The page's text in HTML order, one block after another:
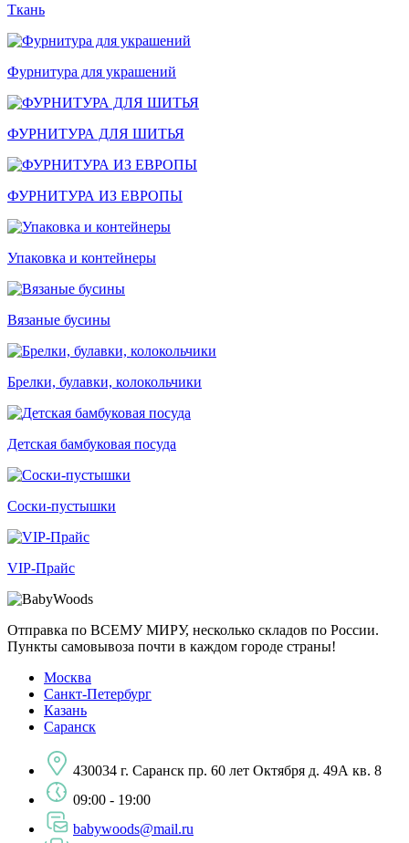
Ткань
Фурнитура для украшений
ФУРНИТУРА ДЛЯ ШИТЬЯ
ФУРНИТУРА ИЗ ЕВРОПЫ
Упаковка и контейнеры
Вязаные бусины
Брелки, булавки, колокольчики
Детская бамбуковая посуда
Соски-пустышки
VIP-Прайс
Отправка по ВСЕМУ МИРУ, несколько складов по России.
Пункты самовывоза почти в каждом городе страны!
Москва
Санкт-Петербург
Казань
Саранск
430034 г. Саранск пр. 60 лет Октября д. 49А кв. 8
09:00 - 19:00
babywoods@mail.ru